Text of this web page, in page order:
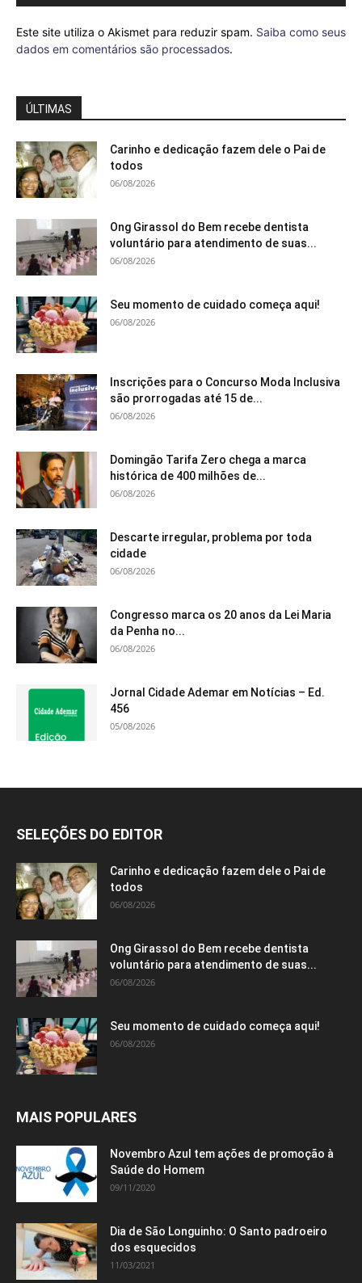
Este site utiliza o Akismet para reduzir spam. Saiba como seus
dados em comentários são processados.
ÚLTIMAS
Carinho e dedicação fazem dele o Pai de
todos
06/08/2026
Ong Girassol do Bem recebe dentista
voluntário para atendimento de suas...
06/08/2026
Seu momento de cuidado começa aqui!
06/08/2026
Inscrições para o Concurso Moda Inclusiva
são prorrogadas até 15 de...
06/08/2026
Domingão Tarifa Zero chega a marca
histórica de 400 milhões de...
06/08/2026
Descarte irregular, problema por toda
cidade
06/08/2026
Congresso marca os 20 anos da Lei Maria
da Penha no...
06/08/2026
Jornal Cidade Ademar em Notícias – Ed.
456
05/08/2026
SELEÇÕES DO EDITOR
Carinho e dedicação fazem dele o Pai de
todos
06/08/2026
Ong Girassol do Bem recebe dentista
voluntário para atendimento de suas...
06/08/2026
Seu momento de cuidado começa aqui!
06/08/2026
MAIS POPULARES
Novembro Azul tem ações de promoção à
Saúde do Homem
09/11/2020
Dia de São Longuinho: O Santo padroeiro
dos esquecidos
11/03/2021